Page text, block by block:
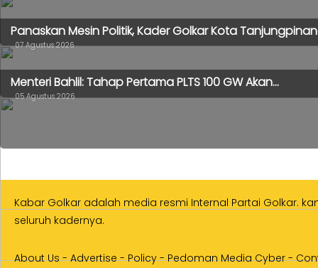
Panaskan Mesin Politik, Kader Golkar Kota
07 Agustus 2026
Menteri Bahlil: Tahap Pertama PLTS 100 GW Akan...
05 Agustus 2026
Kabar Golkar adalah media resmi Internal Partai Golkar.
seluruh kadernya.
About Us-Advertise-Policy-Pedoman Media Cyber-